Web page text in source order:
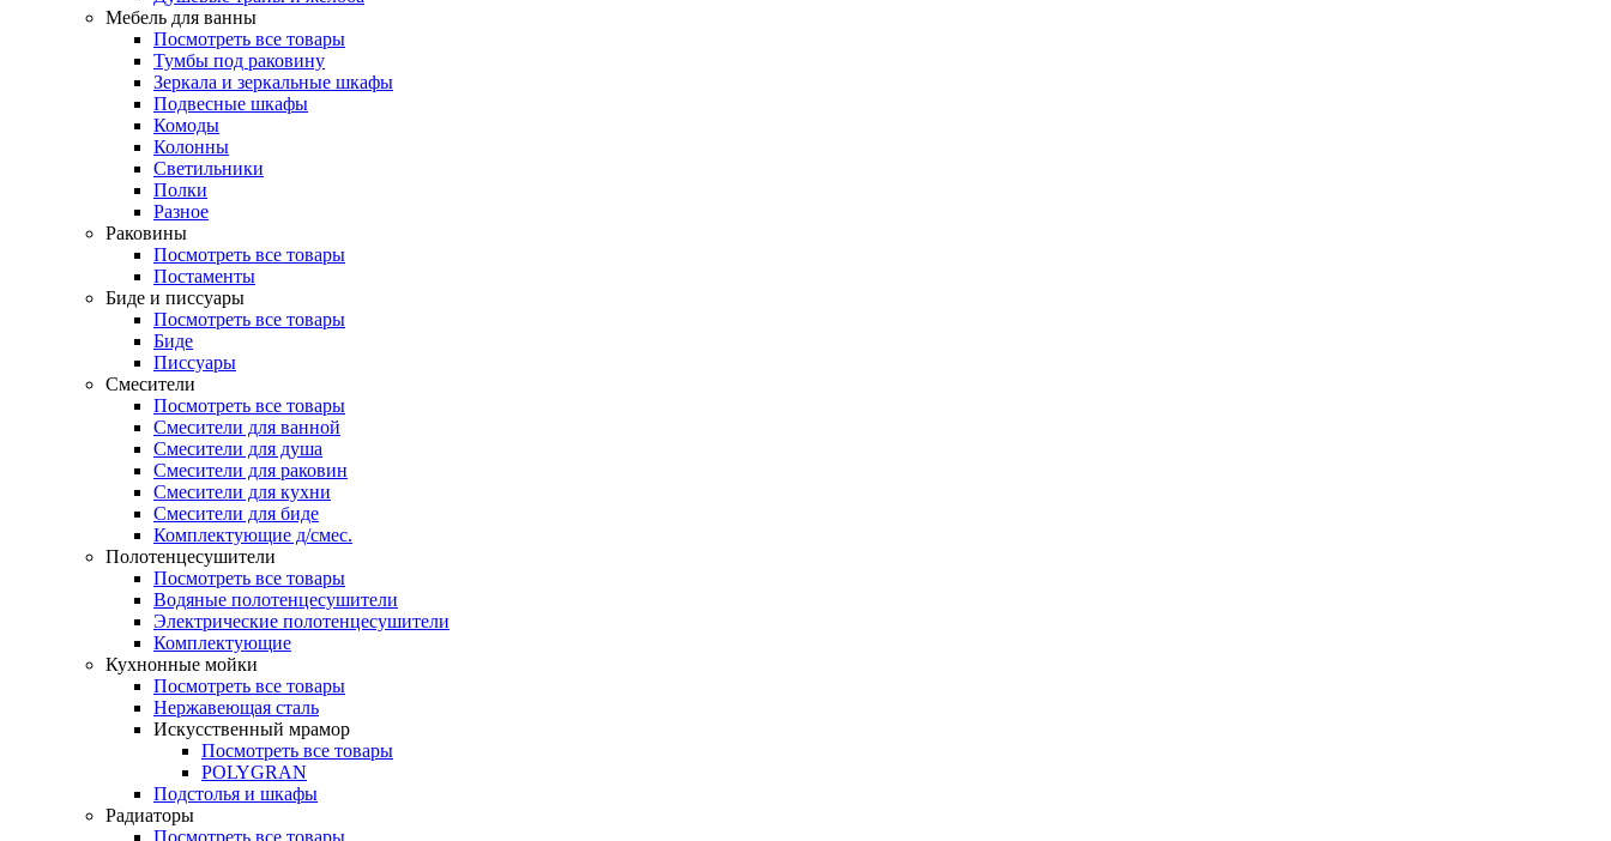
Мебель для ванны
Посмотреть все товары
Тумбы под раковину
Зеркала и зеркальные шкафы
Подвесные шкафы
Комоды
Колонны
Светильники
Полки
Разное
Раковины
Посмотреть все товары
Постаменты
Биде и писсуары
Посмотреть все товары
Биде
Писсуары
Смесители
Посмотреть все товары
Смесители для ванной
Смесители для душа
Смесители для раковин
Смесители для кухни
Смесители для биде
Комплектующие д/смес.
Полотенцесушители
Посмотреть все товары
Водяные полотенцесушители
Электрические полотенцесушители
Комплектующие
Кухнонные мойки
Посмотреть все товары
Нержавеющая сталь
Искусственный мрамор
Посмотреть все товары
POLYGRAN
Подстолья и шкафы
Радиаторы
Посмотреть все товары